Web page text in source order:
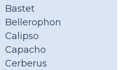
Bastet
Bellerophon
Calipso
Capacho
Cerberus